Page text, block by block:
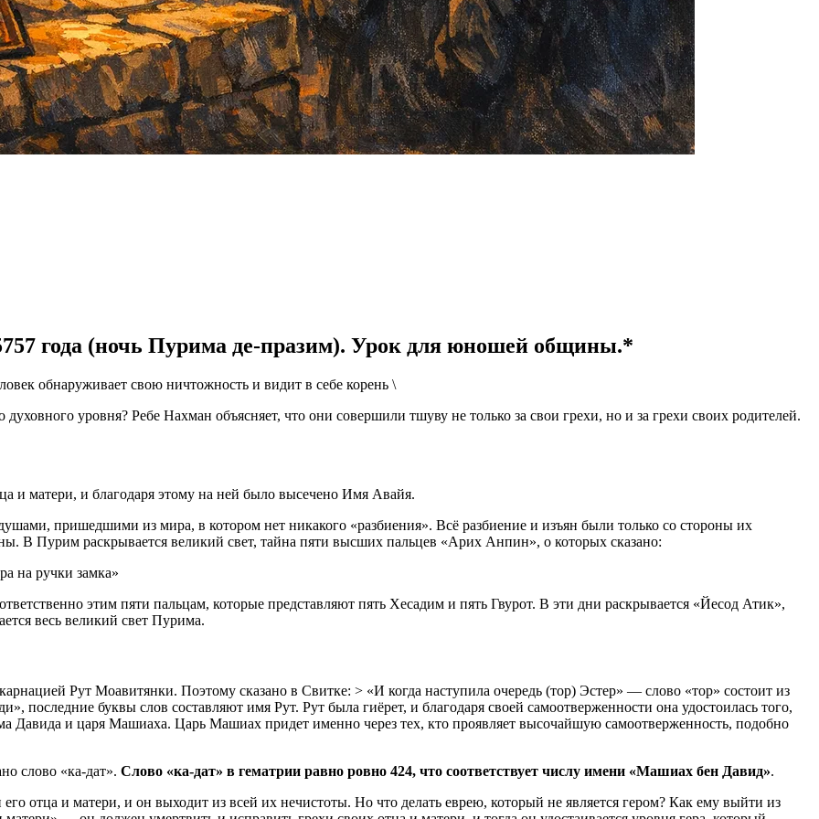
года (ночь Пурима де-празим). Урок для юношей общины.*
обнаруживает свою ничтожность и видит в себе корень \
уровня? Ребе Нахман объясняет, что они совершили тшуву не только за свои грехи, но и за грехи своих родителей.
и матери, и благодаря этому на ней было высечено Имя Авайя.
пришедшими из мира, в котором нет никакого «разбиения». Всё разбиение и изъян были только со стороны их
В Пурим раскрывается великий свет, тайна пяти высших пальцев «Арих Анпин», о которых сказано:
на ручки замка»
этим пяти пальцам, которые представляют пять Хесадим и пять Гвурот. В эти дни раскрывается «Йесод Атик»,
весь великий свет Пурима.
Рут Моавитянки. Поэтому сказано в Свитке: > «И когда наступила очередь (тор) Эстер» — слово «тор» состоит из
последние буквы слов составляют имя Рут. Рут была гиёрет, и благодаря своей самоотверженности она удостоилась того,
Давида и царя Машиаха. Царь Машиах придет именно через тех, кто проявляет высочайшую самоотверженность, подобно
слово «ка-дат». Слово «ка-дат» в гематрии равно ровно 424, что соответствует числу имени «Машиах бен Давид».
отца и матери, и он выходит из всей их нечистоты. Но что делать еврею, который не является гером? Как ему выйти из